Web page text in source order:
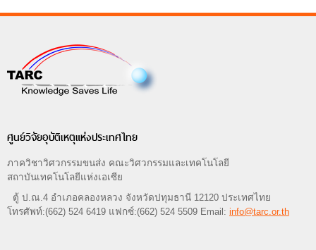
ศูนย์วิจัยอุบัติเหตุแห่งประเทศไทย
ภาควิชาวิศวกรรมขนส่ง คณะวิศวกรรมและเทคโนโลยี
สถาบันเทคโนโลยีแห่งเอเซีย
ตู้ ป.ณ.4 อำเภอคลองหลวง จังหวัดปทุมธานี 12120 ประเทศไทย
โทรศัพท์:(662) 524 6419 แฟกซ์:(662) 524 5509 Email: info@tarc.or.th